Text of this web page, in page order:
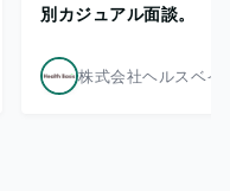
別カジュアル面談。
株式会社ヘルスベイ